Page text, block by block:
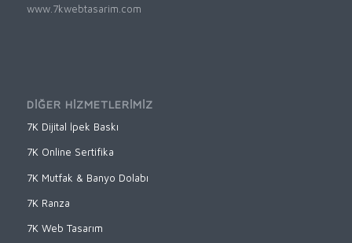
www.7kwebtasarim.com
DİĞER HİZMETLERİMİZ
7K Dijital İpek Baskı
7K Online Sertifika
7K Mutfak & Banyo Dolabı
7K Ranza
7K Web Tasarım